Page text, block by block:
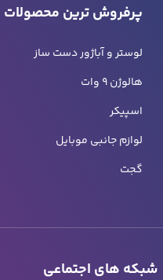
پرفروش ترین محصولات
لوستر و آباژور دست ساز
هالوژن 9 وات
اسپیکر
لوازم جانبی موبایل
گجت
شبکه های اجتماعی